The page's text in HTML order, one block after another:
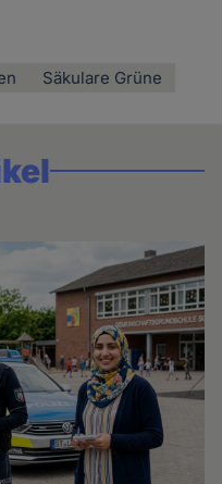
Säkulare Grüne